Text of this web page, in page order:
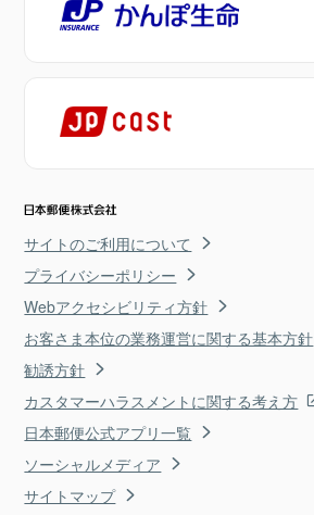
サイトのご利用について
プライバシーポリシー
Webアクセシビリティ方針
お客さま本位の業務運営に関する基本方針
勧誘方針
カスタマーハラスメントに関する考え方
日本郵便公式アプリ一覧
ソーシャルメディア
サイトマップ